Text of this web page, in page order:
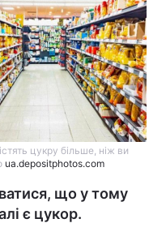
цукру більше, ніж ви
ua.depositphotos.com
що у тому
є цукор.